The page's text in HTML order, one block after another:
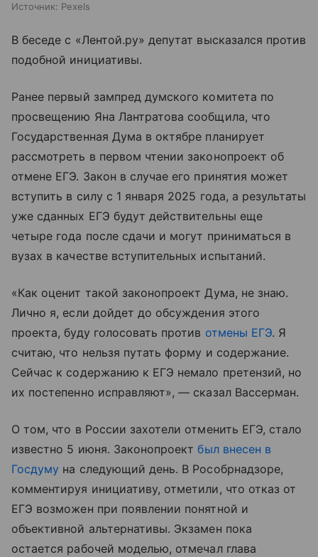
Источник: Pexels
В беседе с «Лентой.ру» депутат высказался против
подобной инициативы.
Ранее первый зампред думского комитета по
просвещению Яна Лантратова сообщила, что
Государственная Дума в октябре планирует
рассмотреть в первом чтении законопроект об
отмене ЕГЭ. Закон в случае его принятия может
вступить в силу с 1 января 2025 года, а результаты
уже сданных ЕГЭ будут действительны еще
четыре года после сдачи и могут приниматься в
вузах в качестве вступительных испытаний.
«Как оценит такой законопроект Дума, не знаю.
Лично я, если дойдет до обсуждения этого
проекта, буду голосовать против отмены ЕГЭ. Я
считаю, что нельзя путать форму и содержание.
Сейчас к содержанию к ЕГЭ немало претензий, но
их постепенно исправляют», — сказал Вассерман.
О том, что в России захотели отменить ЕГЭ, стало
известно 5 июня. Законопроектбыл внесен в
Госдуму на следующий день. В Рособрнадзоре,
комментируя инициативу, отметили, что отказ от
ЕГЭ возможен при появлении понятной и
объективной альтернативы. Экзамен пока
остается рабочей моделью, отмечал глава